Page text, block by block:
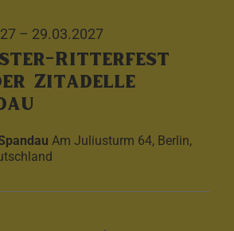
– 29.03.2027
Ritterfest
Zitadelle
Am Juliusturm 64, Berlin,